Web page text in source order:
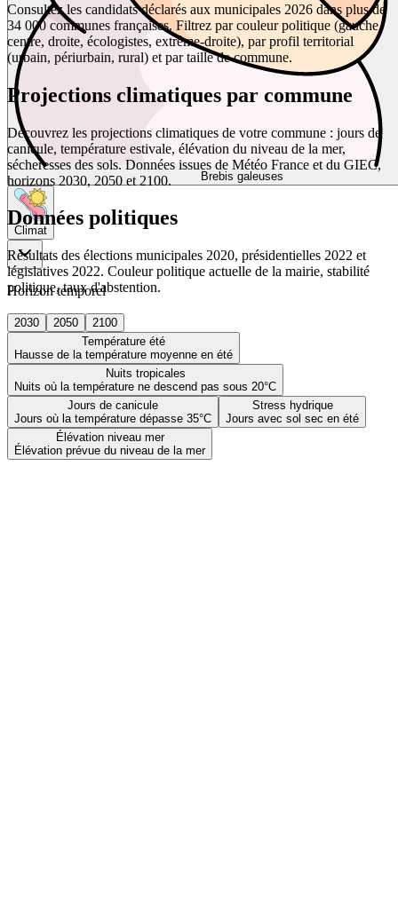
Brebis galeuses
Climat
Horizon temporel
2030 2050
2100
Température été
Hausse de la température moyenne en été
Nuits tropicales
Nuits où la température ne descend pas sous 20°C
Jours de canicule
Jours où la température dépasse 35°C
Stress hydrique
Jours avec sol sec en été
Élévation niveau mer
Élévation prévue du niveau de la mer
Consultez les candidats déclarés aux municipales 2026 dans plus de
34 000 communes françaises. Filtrez par couleur politique (gauche,
centre, droite, écologistes, extrême-droite), par profil territorial
(urbain, périurbain, rural) et par taille de commune.
Projections climatiques par commune
Découvrez les projections climatiques de votre commune : jours de
canicule, température estivale, élévation du niveau de la mer,
sécheresses des sols. Données issues de Météo France et du GIEC,
horizons 2030, 2050 et 2100.
Données politiques
Résultats des élections municipales 2020, présidentielles 2022 et
législatives 2022. Couleur politique actuelle de la mairie, stabilité
politique, taux d'abstention.